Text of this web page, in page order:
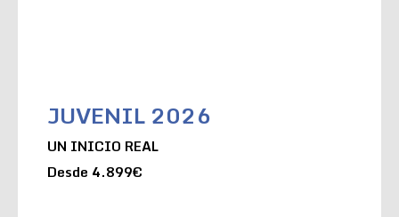
JUVENIL 2026
UN INICIO REAL
Desde 4.899€